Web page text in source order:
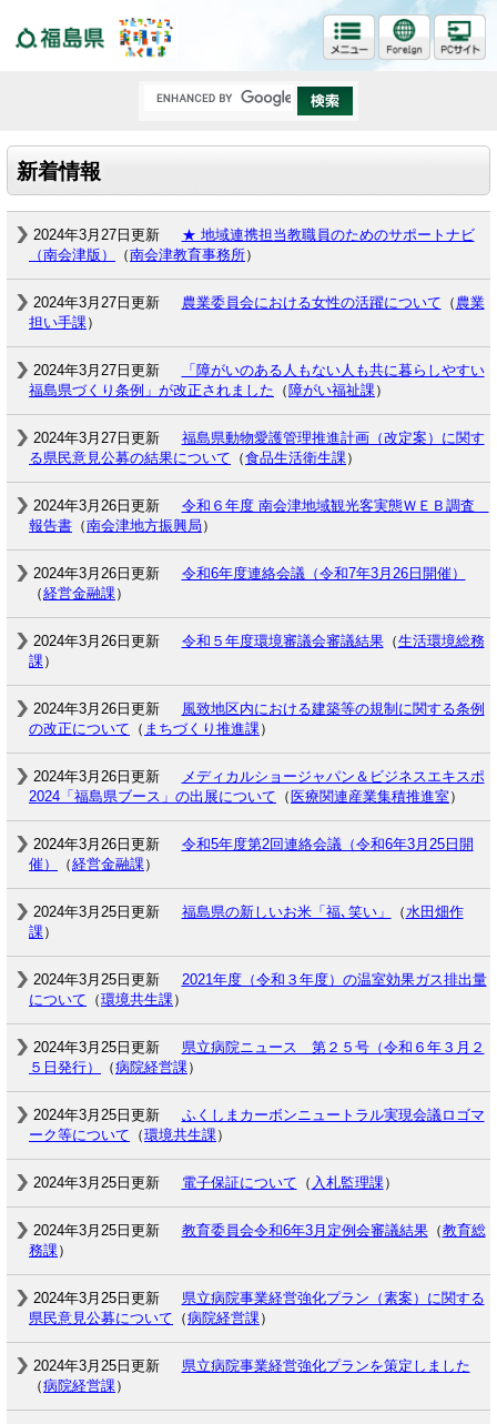
新着情報
2024年3月27日更新
★ 地域連携担当教職員のためのサポートナビ
（南会津版）
（南会津教育事務所）
2024年3月27日更新 農業委員会における女性の活躍について （ 農業
担い手課）
2024年3月27日更新
「障がいのある人もない人も共に暮らしやすい
福島県づくり条例」が改正されました （ 障がい福祉課）
2024年3月27日更新
福島県動物愛護管理推進計画（改定案）に関す
る県民意見公募の結果について （食品生活衛生課）
2024年3月26日更新
令和６年度 南会津地域観光客実態ＷＥＢ調査
報告書 （南会津地方振興局 ）
2024年3月26日更新
令和6年度連絡会議（令和7年3月26日開催）
（経営金融課）
2024年3月26日更新 令和５年度環境審議会審議結果（生活環境総務
課）
2024年3月26日更新
風致地区内における建築等の規制に関する条例
の改正について （ まちづくり推進課）
2024年3月26日更新
メディカルショージャパン＆ビジネスエキスポ
2024「福島県ブース」の出展について （ 医療関連産業集積推進室 ）
2024年3月26日更新
令和5年度第2回連絡会議（令和6年3月25日開
催）
（経営金融課）
2024年3月25日更新 福島県の新しいお米「福､笑い」 （水田畑作
課）
2024年3月25日更新
2021年度（令和３年度）の温室効果ガス排出量
について （環境共生課）
2024年3月25日更新
県立病院ニュース 第２５号（令和６年３月２
５日発行）
（病院経営課）
2024年3月25日更新
ふくしまカーボンニュートラル実現会議ロゴマ
ーク等について （環境共生課）
2024年3月25日更新 電子保証について （ 入札監理課）
2024年3月25日更新 教育委員会令和6年3月定例会審議結果（教育総
務課）
2024年3月25日更新
県立病院事業経営強化プラン（素案）に関する
県民意見公募について （病院経営課）
2024年3月25日更新
県立病院事業経営強化プランを策定しました
（病院経営課）